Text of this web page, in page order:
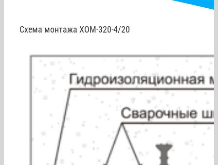
Схема монтажа ХОМ-320-4/20